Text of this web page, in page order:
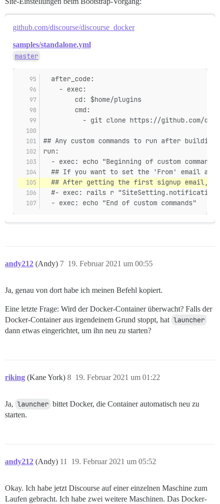
github.com/discourse/discourse_docker
samples/standalone.yml
master
  after_code:
    - exec:
        cd: $home/plugins
        cmd:
- git clone https://github.com/
## Any custom commands to run after building
run:
  - exec: echo "Beginning of custom commands"
## If you want to set the 'From' email
## After getting the first signup email,
#- exec: rails r
  - exec: echo "End of custom commands"
andy212 (Andy) 19. Februar 2021 um 00:55
7
Ja, genau von dort habe ich meinen Befehl kopiert.
Eine letzte Frage: Wird der Docker-Container überwacht? Falls der
Docker-Container aus irgendeinem Grund stoppt, hat launcher
dann etwas eingerichtet, um ihn neu zu starten?
riking (Kane York) 19. Februar 2021 um 01:22
8
Ja, launcher bittet Docker, die Container automatisch neu zu
starten.
andy212 (Andy) 19. Februar 2021 um 05:52
11
Okay. Ich habe jetzt Discourse auf einer einzelnen Maschine zum
Laufen gebracht. Ich habe zwei weitere Maschinen. Das Docker-